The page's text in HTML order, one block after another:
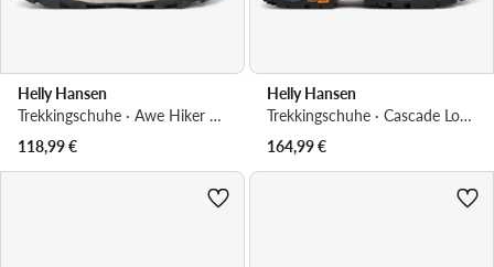
Helly Hansen
Trekkingschuhe · Awe Hiker Dwr 12091 · Grau
118,99€
Helly Hansen
Trekkingschuhe · Cascade Low Ht 11749 · Orange
164,99€